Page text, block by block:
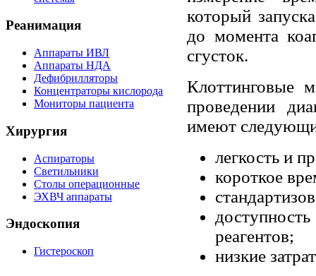
Реанимация
Аппараты ИВЛ
Аппараты НДА
Дефибрилляторы
Концентраторы кислорода
Мониторы пациента
Хирургия
Аспираторы
Светильники
Столы операционные
ЭХВЧ аппараты
Эндоскопия
Гистероскоп
который
до момента
сгусток.
Клоттинговые
проведении
имеют
легкость и
короткое
реагентов;
низкие